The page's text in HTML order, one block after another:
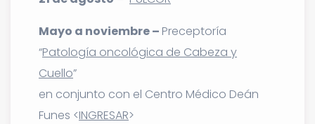
Mayo a noviembre – Preceptoría
“Patología oncológica de Cabeza y
Cuello”
en conjunto con el Centro Médico Deán
Funes <INGRESAR>